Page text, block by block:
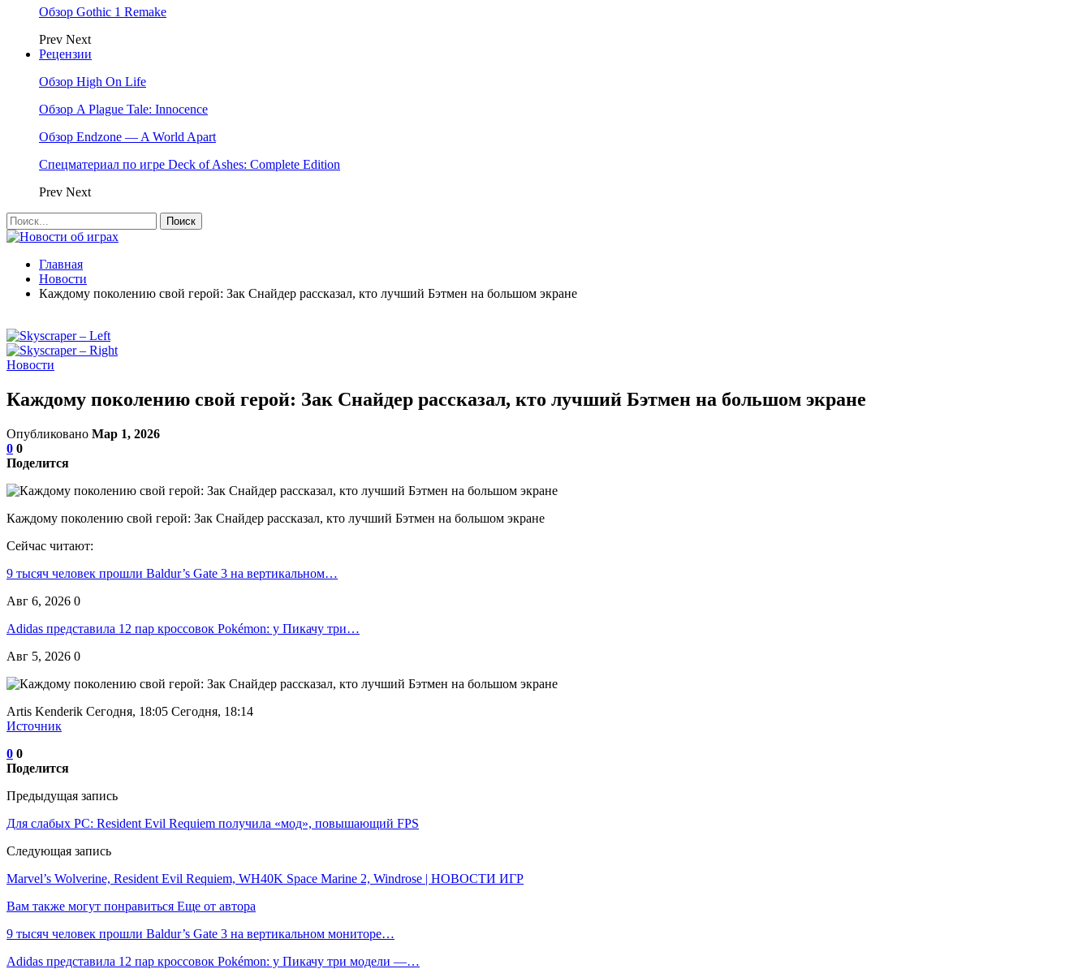
Обзор Gothic 1 Remake
Prev Next
Рецензии
Обзор High On Life
Обзор A Plague Tale: Innocence
Обзор Endzone — A World Apart
Спецматериал по игре Deck of Ashes: Complete Edition
Prev Next
Главная
Новости
Каждому поколению свой герой: Зак Снайдер рассказал, кто лучший Бэтмен на большом экране
Новости
Каждому поколению свой герой: Зак Снайдер рассказал, кто лучший Бэтмен на большом экране
Опубликовано Мар 1, 2026
0 0
Поделится
Каждому поколению свой герой: Зак Снайдер рассказал, кто лучший Бэтмен на большом экране
Сейчас читают:
9 тысяч человек прошли Baldur’s Gate 3 на вертикальном…
Авг 6, 2026 0
Adidas представила 12 пар кроссовок Pokémon: у Пикачу три…
Авг 5, 2026 0
Artis Kenderik Сегодня, 18:05 Сегодня, 18:14
Источник
0 0
Поделится
Предыдущая запись
Для слабых PC: Resident Evil Requiem получила «мод», повышающий FPS
Следующая запись
Marvel’s Wolverine, Resident Evil Requiem, WH40K Space Marine 2, Windrose | НОВОСТИ ИГР
Вам также могут понравиться Еще от автора
9 тысяч человек прошли Baldur’s Gate 3 на вертикальном мониторе…
Adidas представила 12 пар кроссовок Pokémon: у Пикачу три модели —…